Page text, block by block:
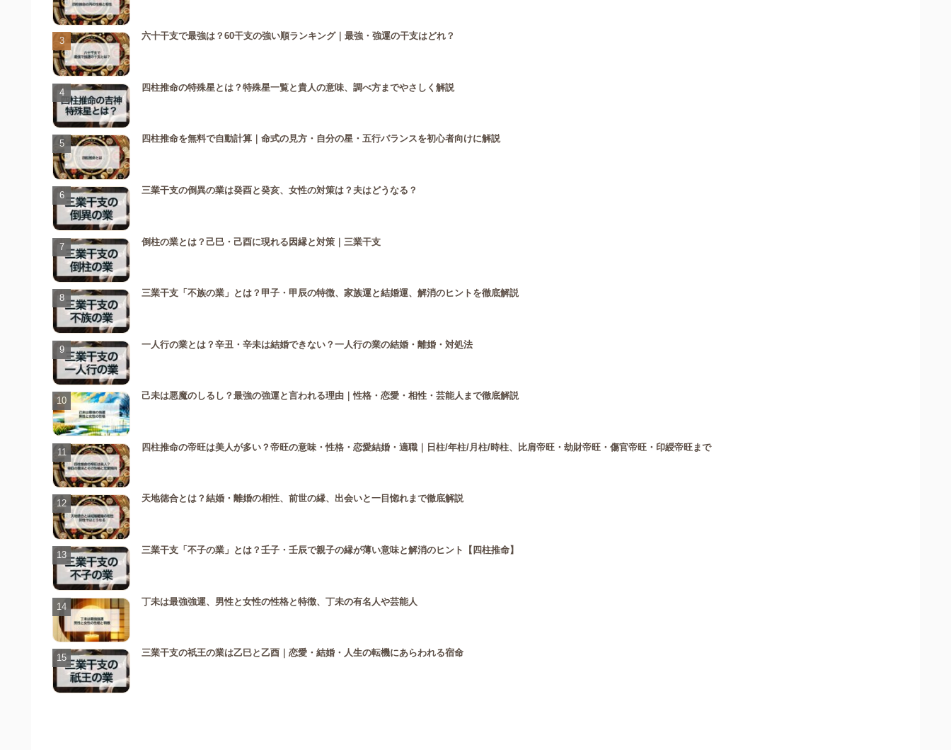
六十干支で最強は？60干支の強い順ランキング｜最強・強運の干支はどれ？
四柱推命の特殊星とは？特殊星一覧と貴人の意味、調べ方までやさしく解説
四柱推命を無料で自動計算｜命式の見方・自分の星・五行バランスを初心者向けに解説
三業干支の倒異の業は癸酉と癸亥、女性の対策は？夫はどうなる？
倒柱の業とは？己巳・己酉に現れる因縁と対策｜三業干支
三業干支「不族の業」とは？甲子・甲辰の特徴、家族運と結婚運、解消のヒントを徹底解説
一人行の業とは？辛丑・辛未は結婚できない？一人行の業の結婚・離婚・対処法
己未は悪魔のしるし？最強の強運と言われる理由｜性格・恋愛・相性・芸能人まで徹底解説
四柱推命の帝旺は美人が多い？帝旺の意味・性格・恋愛結婚・適職｜日柱/年柱/月柱/時柱、比肩帝旺・劫財帝旺・傷官帝旺・印綬帝旺まで
天地徳合とは？結婚・離婚の相性、前世の縁、出会いと一目惚れまで徹底解説
三業干支「不子の業」とは？壬子・壬辰で親子の縁が薄い意味と解消のヒント【四柱推命】
丁未は最強強運、男性と女性の性格と特徴、丁未の有名人や芸能人
三業干支の祇王の業は乙巳と乙酉｜恋愛・結婚・人生の転機にあらわれる宿命